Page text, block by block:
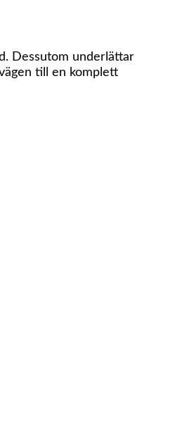
Dessutom underlättar
till en komplett